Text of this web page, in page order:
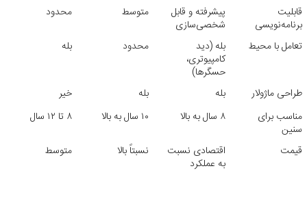
قابلیت
برنامه‌نویسی
پیشرفته و قابل
شخصی‌سازی
متوسط محدود
تعامل با محیط بله (دید
کامپیوتری،
حسگرها)
محدود بله
طراحی ماژولار بله بله
خیر
مناسب برای
سنین
۸ سال به بالا ۱۰ سال به بالا ۸ تا ۱۲ سال
قیمت اقتصادی نسبت
به عملکرد
نسبتاً بالا متوسط